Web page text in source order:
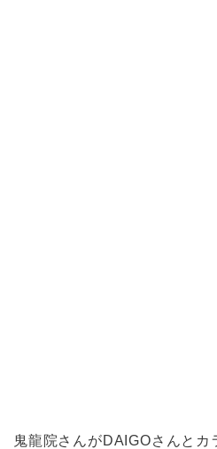
鬼龍院さんがDAIGOさんとカ